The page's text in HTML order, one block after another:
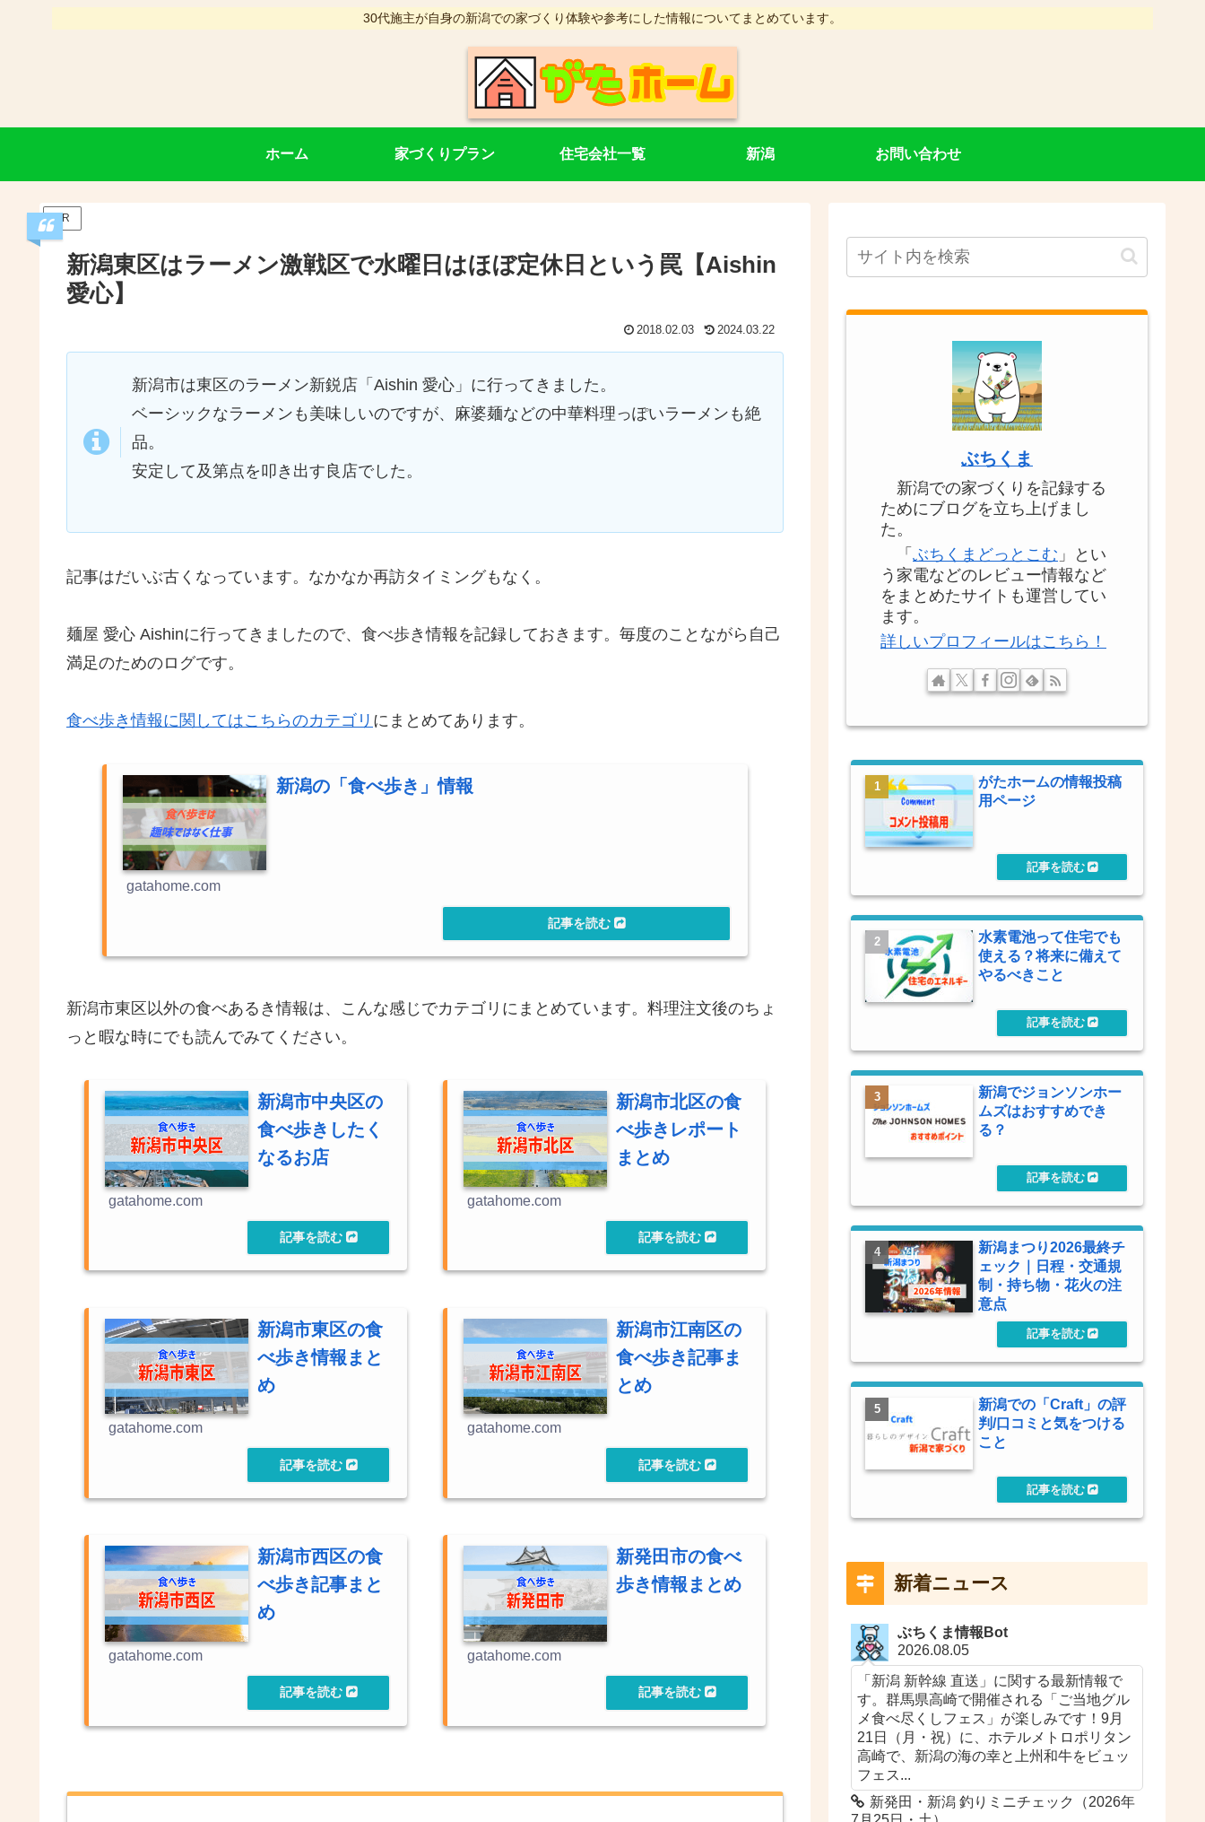
30代施主が自身の新潟での家づくり体験や参考にした情報についてまとめています。
ホーム 家づくりプラン 住宅会社一覧 新潟 お問い合わせ
PR
新潟東区はラーメン激戦区で水曜日はほぼ定休日という罠【Aishin
愛心】
2018.02.03 2024.03.22
新潟市は東区のラーメン新鋭店「Aishin 愛心」に行ってきました。
ベーシックなラーメンも美味しいのですが、麻婆麺などの中華料理っぽいラーメンも絶
品。
安定して及第点を叩き出す良店でした。
記事はだいぶ古くなっています。なかなか再訪タイミングもなく。
麺屋 愛心 Aishinに行ってきましたので、食べ歩き情報を記録しておきます。毎度のことながら自己
満足のためのログです。
食べ歩き情報に関してはこちらのカテゴリ にまとめてあります。
新潟の「食べ歩き」情報
gatahome.com
新潟市東区以外の食べあるき情報は、こんな感じでカテゴリにまとめています。料理注文後のちょ
っと暇な時にでも読んでみてください。
新潟市中央区の
食べ歩きしたく
なるお店
gatahome.com
新潟市東区の食
べ歩き情報まと
め
gatahome.com
新潟市西区の食
べ歩き記事まと
め
gatahome.com
新潟市北区の食
べ歩きレポート
まとめ
gatahome.com
新潟市江南区の
食べ歩き記事ま
とめ
gatahome.com
新発田市の食べ
歩き情報まとめ
gatahome.com
ぶちくま
新潟での家づくりを記録する
ためにブログを立ち上げまし
た。
「 ぶちくまどっとこむ 」とい
う家電などのレビュー情報など
をまとめたサイトも運営してい
ます。
詳しいプロフィールはこちら！
がたホームの情報投稿
用ページ
水素電池って住宅でも
使える？将来に備えて
やるべきこと
新潟でジョンソンホー
ムズはおすすめでき
る？
新潟まつり2026最終チ
ェック｜日程・交通規
制・持ち物・花火の注
意点
新潟での「Craft」の評
判/口コミと気をつける
こと
新着ニュース
ぶちくま情報Bot
2026.08.05
「新潟 新幹線 直送」に関する最新情報で
す。群馬県高崎で開催される「ご当地グル
メ食べ尽くしフェス」が楽しみです！9月
21日（月・祝）に、ホテルメトロポリタン
高崎で、新潟の海の幸と上州和牛をビュッ
フェス...
新発田・新潟 釣りミニチェック（2026年